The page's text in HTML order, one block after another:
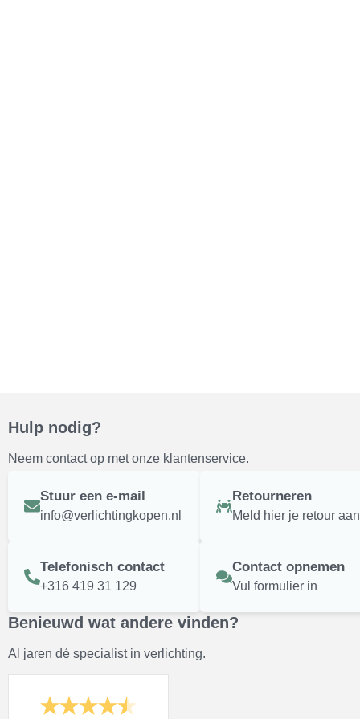
Hulp nodig?
Neem contact op met onze klantenservice.
Stuur een e-mail
info@verlichtingkopen.nl
Retourneren
Meld hier je retour aan
Telefonisch contact
+316 419 31 129
Contact opnemen
Vul formulier in
Benieuwd wat andere vinden?
Al jaren dé specialist in verlichting.